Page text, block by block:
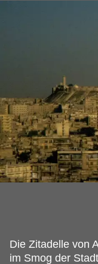
Die Zitadelle von
im Smog der